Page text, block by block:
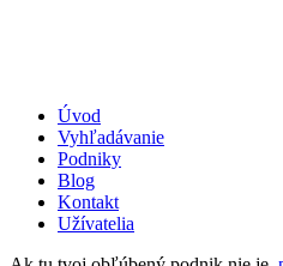
Úvod
Vyhľadávanie
Podniky
Blog
Kontakt
Užívatelia